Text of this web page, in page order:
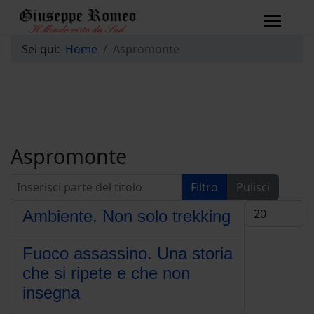
Sei qui: Home Aspromonte
Aspromonte
Inserisci parte del titolo Filtro
Pulisci
Visualizza #
Ambiente. Non solo trekking
Fuoco assassino. Una storia
che si ripete e che non
insegna